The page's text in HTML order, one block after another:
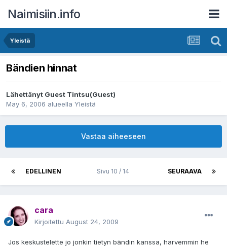
Naimisiin.info
Yleistä
Bändien hinnat
Lähettänyt Guest Tintsu(Guest)
May 6, 2006 alueella Yleistä
Vastaa aiheeseen
EDELLINEN SEURAAVA
Sivu 10 / 14
cara
Kirjoitettu August 24, 2009
Jos keskustelette jo jonkin tietyn bändin kanssa, harvemmin he